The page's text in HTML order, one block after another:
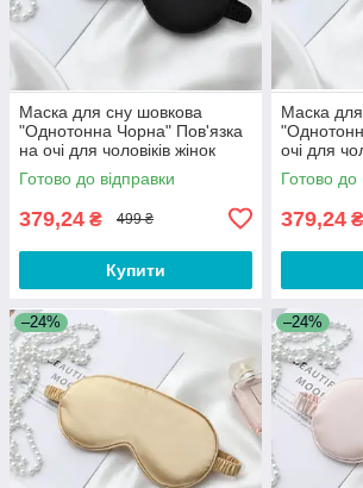
Маска для сну шовкова
"Однотонна Чорна" Пов'язка
на очі для чоловіків жінок
Готово до відправки
379,24 ₴ 499 ₴
Купити
Маска
очі для
Готово до
379,24 ₴
–24% –24%